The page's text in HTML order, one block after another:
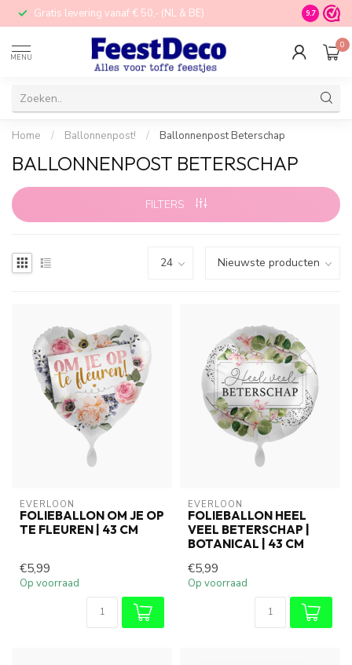
Gratis levering vanaf € 50,- (NL & BE) STORE in
9.7
MENU
0
Home / Ballonnenpost! / Ballonnenpost Beterschap
BALLONNENPOST BETERSCHAP
FILTERS
EVERLOON
FOLIEBALLON OM JE OP
TE FLEUREN | 43 CM
€5,99
Op voorraad
EVERLOON
FOLIEBALLON HEEL
VEEL BETERSCHAP |
BOTANICAL | 43 CM
€5,99
Op voorraad